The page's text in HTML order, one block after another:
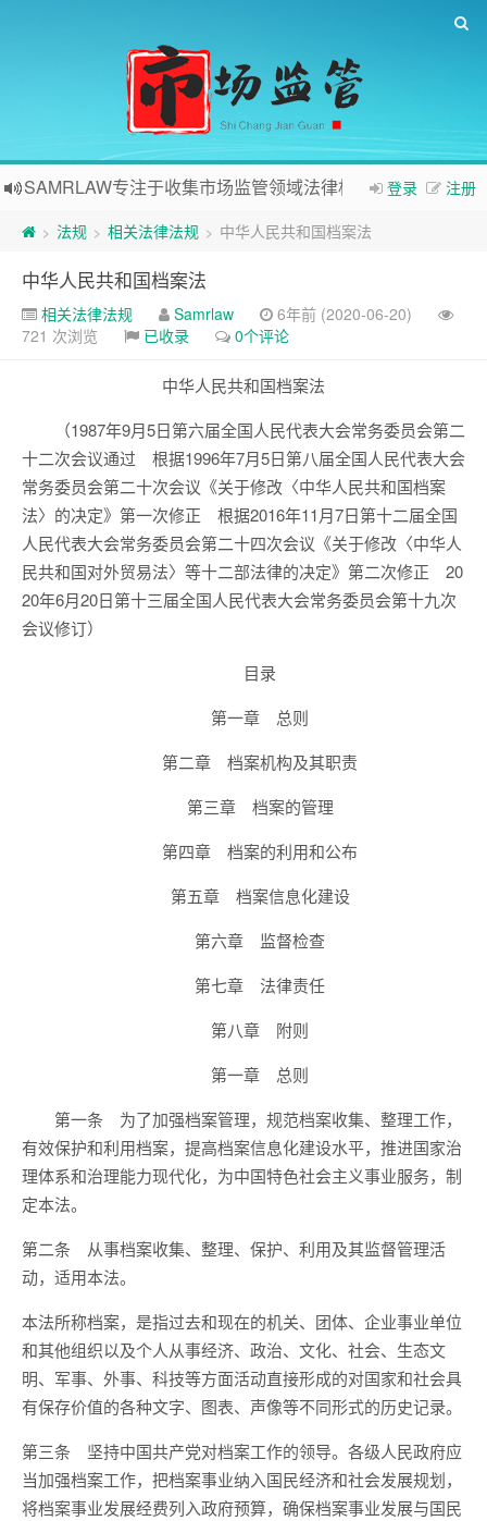
登录 注册
SAMRLAW专注于收集市场监管领域法律相关内容
> 法规 > 相关法律法规 > 中华人民共和国档案法
中华人民共和国档案法
相关法律法规 Samrlaw
6年前 (2020-06-20)
721 次浏览
已收录 0个评论
中华人民共和国档案法
（1987年9月5日第六届全国人民代表大会常务委员会第二
十二次会议通过 根据1996年7月5日第八届全国人民代表大会
常务委员会第二十次会议《关于修改〈中华人民共和国档案
法〉的决定》第一次修正 根据2016年11月7日第十二届全国
人民代表大会常务委员会第二十四次会议《关于修改〈中华人
民共和国对外贸易法〉等十二部法律的决定》第二次修正 20
20年6月20日第十三届全国人民代表大会常务委员会第十九次
会议修订）
目录
第一章 总则
第二章 档案机构及其职责
第三章 档案的管理
第四章 档案的利用和公布
第五章 档案信息化建设
第六章 监督检查
第七章 法律责任
第八章 附则
第一章 总则
第一条 为了加强档案管理，规范档案收集、整理工作，
有效保护和利用档案，提高档案信息化建设水平，推进国家治
理体系和治理能力现代化，为中国特色社会主义事业服务，制
定本法。
第二条 从事档案收集、整理、保护、利用及其监督管理活
动，适用本法。
本法所称档案，是指过去和现在的机关、团体、企业事业单位
和其他组织以及个人从事经济、政治、文化、社会、生态文
明、军事、外事、科技等方面活动直接形成的对国家和社会具
有保存价值的各种文字、图表、声像等不同形式的历史记录。
第三条 坚持中国共产党对档案工作的领导。各级人民政府应
当加强档案工作，把档案事业纳入国民经济和社会发展规划，
将档案事业发展经费列入政府预算，确保档案事业发展与国民